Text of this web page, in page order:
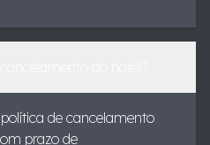
de cancelamento
prazo de